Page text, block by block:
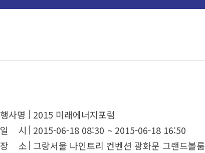
행사명
2015 미래에너지포럼
일 시
2015-06-18 08:30 ~ 2015-06-18 16:50
장 소 그랑서울 나인트리 컨벤션 광화문 그랜드볼룸